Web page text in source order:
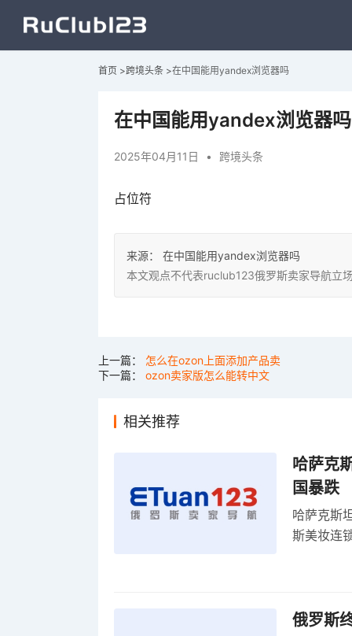
首页 >跨境头条 >在中国能用yandex浏览器吗
在中国能用yandex浏览器吗
2025年04月11日 • 跨境头条
占位符
来源：
在中国能用yandex浏览器吗
本文观点不代表ruclub123俄罗斯卖家导航立
上一篇： 怎么在ozon上面添加产品卖
下一篇： ozon卖家版怎么能转中文
相关推荐
哈萨克
国暴跌
哈萨克斯
斯美妆连
俄罗斯